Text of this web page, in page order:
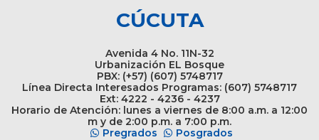
CÚCUTA
Avenida 4 No. 11N-32
Urbanización EL Bosque
PBX: (+57) (607) 5748717
Línea Directa Interesados Programas: (607) 5748717
Ext: 4222 - 4236 - 4237
Horario de Atención: lunes a viernes de 8:00 a.m. a 12:00
m y de 2:00 p.m. a 7:00 p.m.
Pregrados
Posgrados